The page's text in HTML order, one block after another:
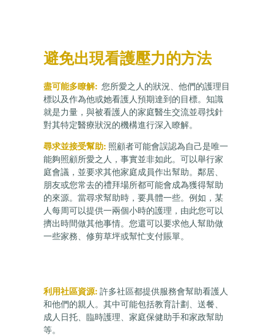
避免出現看護壓力的方法
盡可能多瞭解:您所愛之人的狀況、他們的護理目
標以及作為他或她看護人預期達到的目標。知識
就是力量，與被看護人的家庭醫生交流並尋找針
對其特定醫療狀況的機構進行深入瞭解。
尋求並接受幫助: 照顧者可能會誤認為自己是唯一
能夠照顧所愛之人，事實並非如此。可以舉行家
庭會議，並要求其他家庭成員作出幫助。鄰居、
朋友或您常去的禮拜場所都可能會成為獲得幫助
的來源。當尋求幫助時，要具體一些。例如，某
人每周可以提供一兩個小時的護理，由此您可以
擠出時間做其他事情。您還可以要求他人幫助做
一些家務、修剪草坪或幫忙支付賬單。
利用社區資源:許多社區都提供服務會幫助看護人
和他們的親人。其中可能包括教育計劃、送餐、
成人日托、臨時護理、家庭保健助手和家政幫助
等。